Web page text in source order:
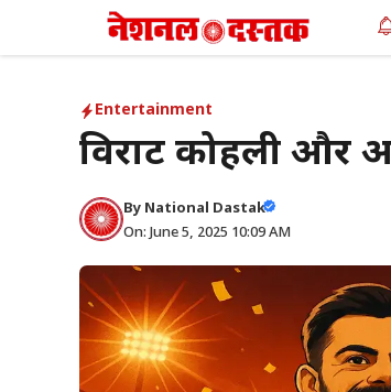
Entertainment
विराट कोहली और
By National Dastak
On: June 5, 2025 10:09 AM